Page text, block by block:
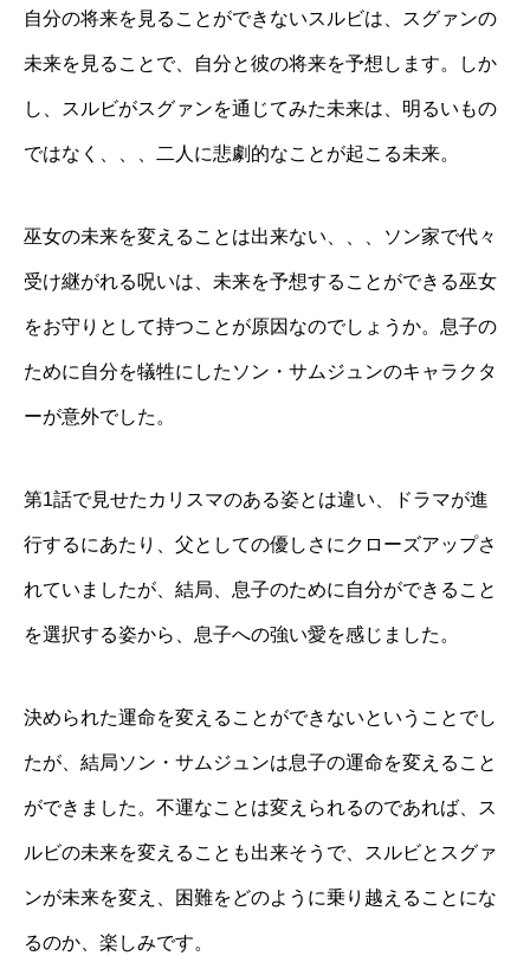
自分の将来を見ることができないスルビは、スグァンの
未来を見ることで、自分と彼の将来を予想します。しか
し、スルビがスグァンを通じてみた未来は、明るいもの
ではなく、、、二人に悲劇的なことが起こる未来。
巫女の未来を変えることは出来ない、、、ソン家で代々
受け継がれる呪いは、未来を予想することができる巫女
をお守りとして持つことが原因なのでしょうか。息子の
ために自分を犠牲にしたソン・サムジュンのキャラクタ
ーが意外でした。
第1話で見せたカリスマのある姿とは違い、ドラマが進
行するにあたり、父としての優しさにクローズアップさ
れていましたが、結局、息子のために自分ができること
を選択する姿から、息子への強い愛を感じました。
決められた運命を変えることができないということでし
たが、結局ソン・サムジュンは息子の運命を変えること
ができました。不運なことは変えられるのであれば、ス
ルビの未来を変えることも出来そうで、スルビとスグァ
ンが未来を変え、困難をどのように乗り越えることにな
るのか、楽しみです。